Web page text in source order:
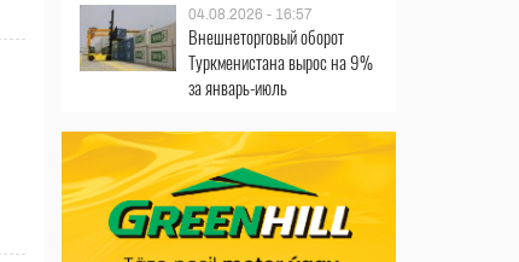
04.08.2026 - 16:57
Внешнеторговый оборот
Туркменистана вырос на 9%
за январь-июль